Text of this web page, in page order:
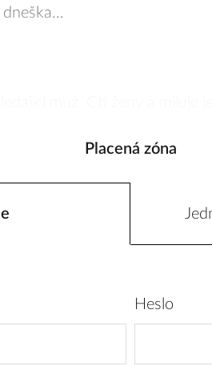
dneška…
Placená zóna
Heslo